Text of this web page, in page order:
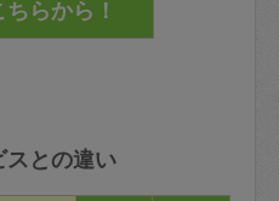
との違い